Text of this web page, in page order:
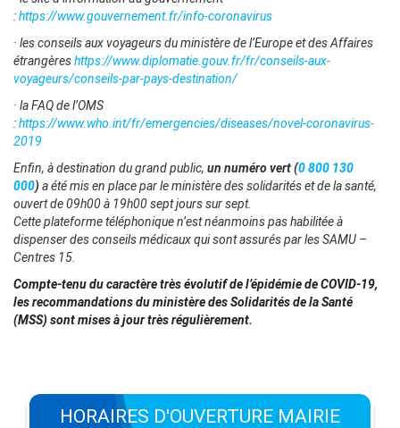
:https://www.gouvernement.fr/info-coronavirus
· les conseils aux voyageurs du ministère de l’Europe et des Affaires
étrangèreshttps://www.diplomatie.gouv.fr/fr/conseils-aux-
voyageurs/conseils-par-pays-destination/
· la FAQ de l’OMS
:https://www.who.int/fr/emergencies/diseases/novel-coronavirus-
2019
Enfin, à destination du grand public, un numéro vert (0 800 130
000) a été mis en place par le ministère des solidarités et de la santé,
ouvert de 09h00 à 19h00 sept jours sur sept.
Cette plateforme téléphonique n’est néanmoins pas habilitée à
dispenser des conseils médicaux qui sont assurés par les SAMU –
Centres 15.
Compte-tenu du caractère très évolutif de l’épidémie de COVID-19,
les recommandations du ministère des Solidarités de la Santé
(MSS) sont mises à jour très régulièrement.
HORAIRES D'OUVERTURE MAIRIE